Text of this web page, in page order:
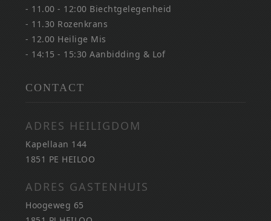
- 11.00 - 12:00 Biechtgelegenheid
- 11.30 Rozenkrans
- 12.00 Heilige Mis
- 14:15 - 15:30 Aanbidding & Lof
CONTACT
ADRES HEILIGDOM
Kapellaan 144
1851 PE HEILOO
ADRES GASTENHUIS
Hoogeweg 65